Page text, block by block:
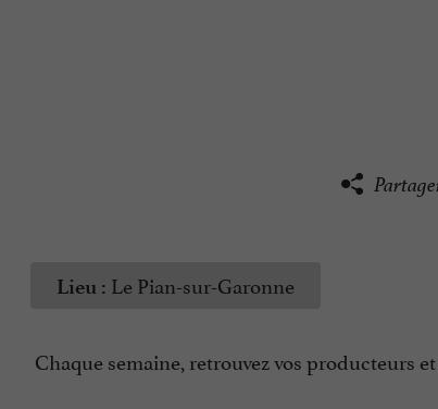
Lieu : Le Pian-sur-Garonne
Chaque semaine, retrouvez vos producteurs